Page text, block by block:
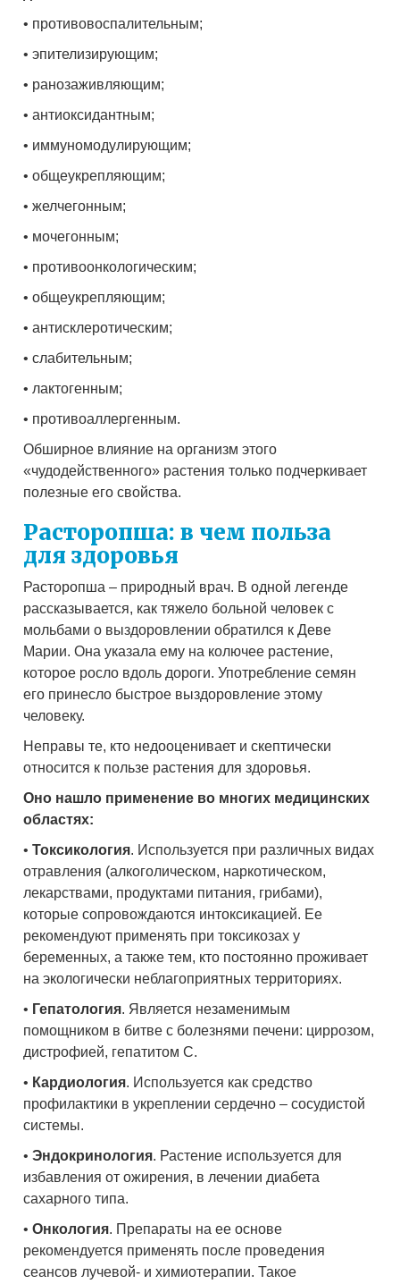
• противовоспалительным;
• эпителизирующим;
• ранозаживляющим;
• антиоксидантным;
• иммуномодулирующим;
• общеукрепляющим;
• желчегонным;
• мочегонным;
• противоонкологическим;
• общеукрепляющим;
• антисклеротическим;
• слабительным;
• лактогенным;
• противоаллергенным.
Обширное влияние на организм этого
«чудодейственного» растения только подчеркивает
полезные его свойства.
Расторопша: в чем польза
для здоровья
Расторопша – природный врач. В одной легенде
рассказывается, как тяжело больной человек с
мольбами о выздоровлении обратился к Деве
Марии. Она указала ему на колючее растение,
которое росло вдоль дороги. Употребление семян
его принесло быстрое выздоровление этому
человеку.
Неправы те, кто недооценивает и скептически
относится к пользе растения для здоровья.
Оно нашло применение во многих медицинских
областях:
•Токсикология. Используется при различных видах
отравления (алкоголическом, наркотическом,
лекарствами, продуктами питания, грибами),
которые сопровождаются интоксикацией. Ее
рекомендуют применять при токсикозах у
беременных, а также тем, кто постоянно проживает
на экологически неблагоприятных территориях.
• Гепатология. Является незаменимым
помощником в битве с болезнями печени: циррозом,
дистрофией, гепатитом С.
• Кардиология. Используется как средство
профилактики в укреплении сердечно – сосудистой
системы.
•Эндокринология. Растение используется для
избавления от ожирения, в лечении диабета
сахарного типа.
•Онкология. Препараты на ее основе
рекомендуется применять после проведения
сеансов лучевой- и химиотерапии. Такое